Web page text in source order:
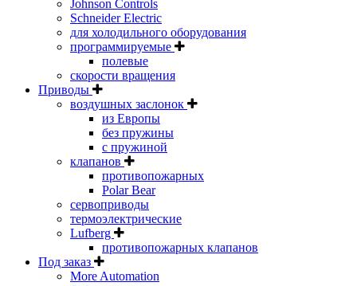
Johnson Controls
Schneider Electric
для холодильного оборудования
программируемые
полевые
скорости вращения
Приводы
воздушных заслонок
из Европы
без пружины
с пружиной
клапанов
противопожарных
Polar Bear
сервоприводы
термоэлектрические
Lufberg
противопожарных клапанов
Под заказ
More Automation